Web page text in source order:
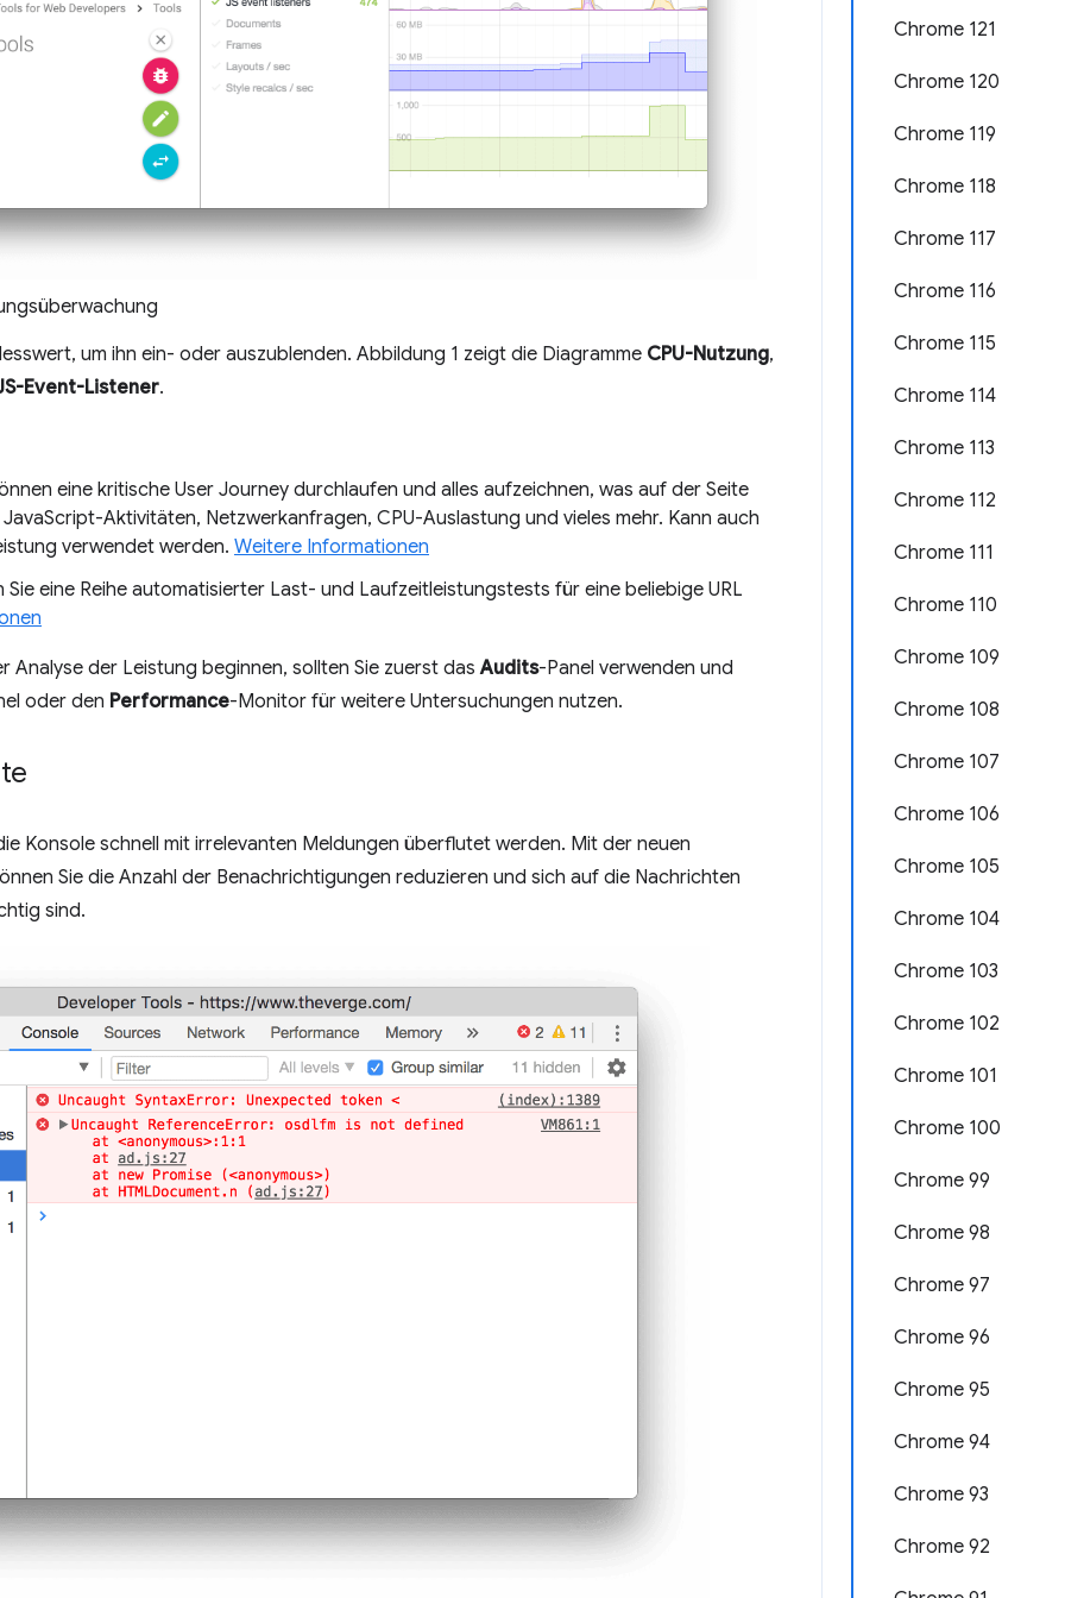
Chrome 121
Chrome 120
Chrome 119
Chrome 118
Chrome 117
Chrome 116
Chrome 115
Chrome 114
Chrome 113
Chrome 112
Chrome 111
Chrome 110
Chrome 109
Chrome 108
Chrome 107
Chrome 106
Chrome 105
Chrome 104
Chrome 103
Chrome 102
Chrome 101
Chrome 100
Chrome 99
Chrome 98
Chrome 97
Chrome 96
Chrome 95
Chrome 94
Chrome 93
Chrome 92
um ihn ein- oder auszublenden. Abbildung 1 zeigt die Diagramme CPU-Nutzung,
Event-Listener.
eine kritische User Journey durchlaufen und alles aufzeichnen, was auf der Seite
Aktivitäten, Netzwerkanfragen, CPU-Auslastung und vieles mehr. Kann auch
verwendet werden. Weitere Informationen
Sie eine Reihe automatisierter Last- und Laufzeitleistungstests für eine beliebige URL
Analyse der Leistung beginnen, sollten Sie zuerst dasAudits-Panel verwenden und
oder den Performance-Monitor für weitere Untersuchungen nutzen.
Konsole schnell mit irrelevanten Meldungen überflutet werden. Mit der neuen
Sie die Anzahl der Benachrichtigungen reduzieren und sich auf die Nachrichten
sind.